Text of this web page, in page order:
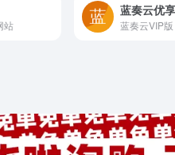
站
蓝奏云优
蓝奏云VIP版